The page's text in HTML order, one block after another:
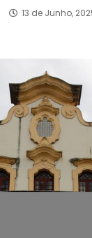
13 de Junho,